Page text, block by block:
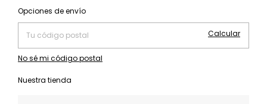
Entregas para el CP:
Opciones de envío
Calcular
No sé mi código postal
Nuestra tienda